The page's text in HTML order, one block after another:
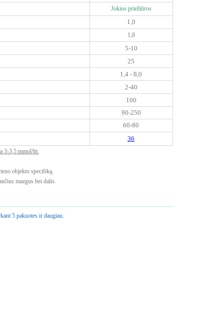
Jokios priežiūros
1,0
1,8
5-10
25
1,4 - 8,0
2-40
100
90-250
60-80
36
3-3,5 mmol/ltr.
objekto specifiką.
mazgus bei dalis.
5 pakuotes ir daugiau.